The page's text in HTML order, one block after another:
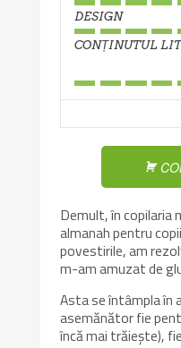
DESIGN
CONȚINUTUL
Demult, în copilaria
almanah pentru
povestirile, am
m-am amuzat de
Asta se întâmpla în
asemănător fie
încă mai trăiește),